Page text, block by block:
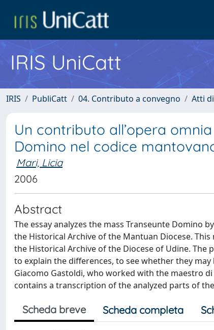
IRIS UniCatt
IRIS PubliCatt 04. Contributo a convegno Atti
Un contributo all’opera
Domino nel codice mantovano
Mari, Licia
2006
Abstract
The essay analyzes the mass Transeunte Domino
the Historical Archive of the Mantuan Diocese.
the Historical Archive of the Diocese of Udine. The
to explain the differences, to see whether they
Giacomo Gastoldi, who worked with the maestro
contains a transcription of the analyzed parts of
Scheda breve Scheda completa